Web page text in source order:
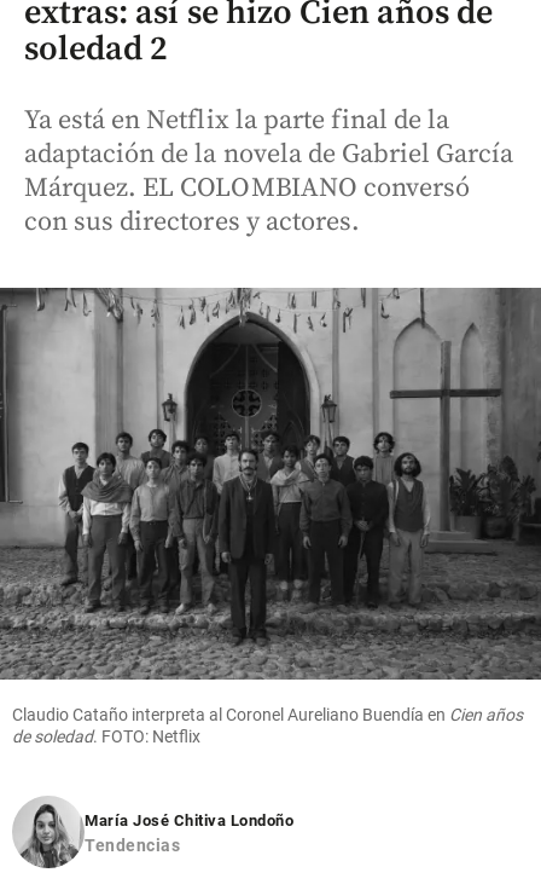
extras: así se hizo Cien años de
soledad 2
Ya está en Netflix la parte final de la
adaptación de la novela de Gabriel García
Márquez. EL COLOMBIANO conversó
con sus directores y actores.
Claudio Cataño interpreta al Coronel Aureliano Buendía en Cien años
de soledad. FOTO: Netflix
María José Chitiva Londoño
Tendencias